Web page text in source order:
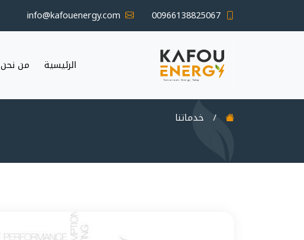
00966138825067
info@kafouenergy.com
الرئيسية من نحن
/ خدماتنا